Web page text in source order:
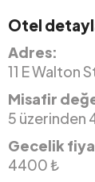
Otel
Adres:
11 E Walton
Misafir
5 üzerinden
Gecelik
4400 ₺